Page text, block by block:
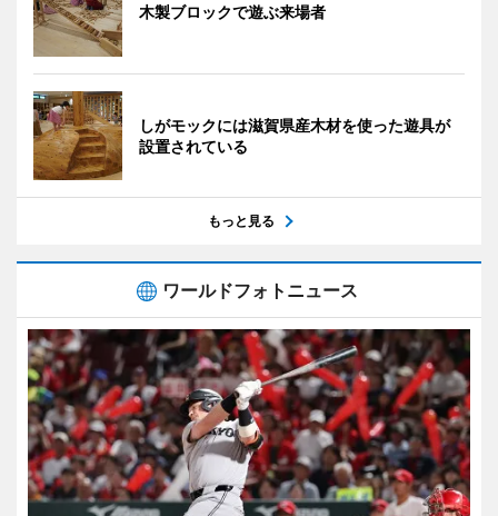
木製ブロックで遊ぶ来場者
しがモックには滋賀県産木材を使った遊具が
設置されている
もっと見る
ワールドフォトニュース